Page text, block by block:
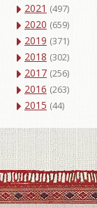
2021 (497)
2020 (659)
2019 (371)
2018 (302)
2017 (256)
2016 (263)
2015 (44)